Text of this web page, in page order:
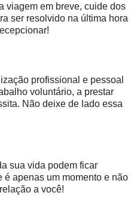
viagem em breve, cuide dos
ser resolvido na última hora
profissional e pessoal
voluntário, a prestar
Não deixe de lado essa
sua vida podem ficar
é apenas um momento e não
a você!